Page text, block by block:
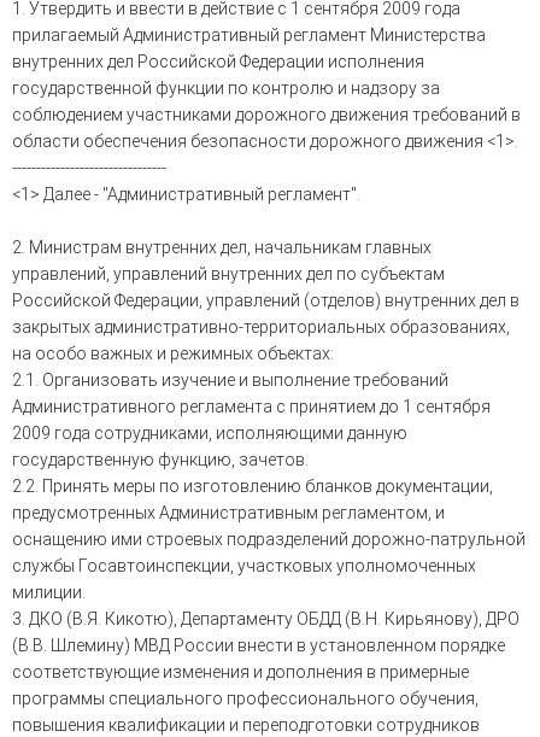
Видео ММКА
Миграционное право
Неимущественные права
Оспаривание сделок
Страхование
Для юридических лиц
Споры по строительному
Страховые споры
Таможенный адвокат
Уголовные споры
Урегулирование споров в
досудебном порядке
человека (Страсбург)
Конституционный Суд РФ
1. Утвердить и ввести в действие с 1 сентября 2009 года
прилагаемый Административный регламент Министерства
внутренних дел Российской Федерации исполнения
государственной функции по контролю и надзору за
соблюдением участниками дорожного движения требований в
области обеспечения безопасности дорожного движения <1>.
--------------------------------
<1> Далее - "Административный регламент".
2. Министрам внутренних дел, начальникам главных
управлений, управлений внутренних дел по субъектам
Российской Федерации, управлений (отделов) внутренних дел в
закрытых административно-территориальных образованиях,
на особо важных и режимных объектах:
2.1. Организовать изучение и выполнение требований
Административного регламента с принятием до 1 сентября
2009 года сотрудниками, исполняющими данную
государственную функцию, зачетов.
2.2. Принять меры по изготовлению бланков документации,
предусмотренных Административным регламентом, и
оснащению ими строевых подразделений дорожно-патрульной
службы Госавтоинспекции, участковых уполномоченных
милиции.
3. ДКО (В.Я. Кикотю), Департаменту ОБДД (В.Н. Кирьянову), ДРО
(В.В. Шлемину) МВД России внести в установленном порядке
соответствующие изменения и дополнения в примерные
программы специального профессионального обучения,
повышения квалификации и переподготовки сотрудников